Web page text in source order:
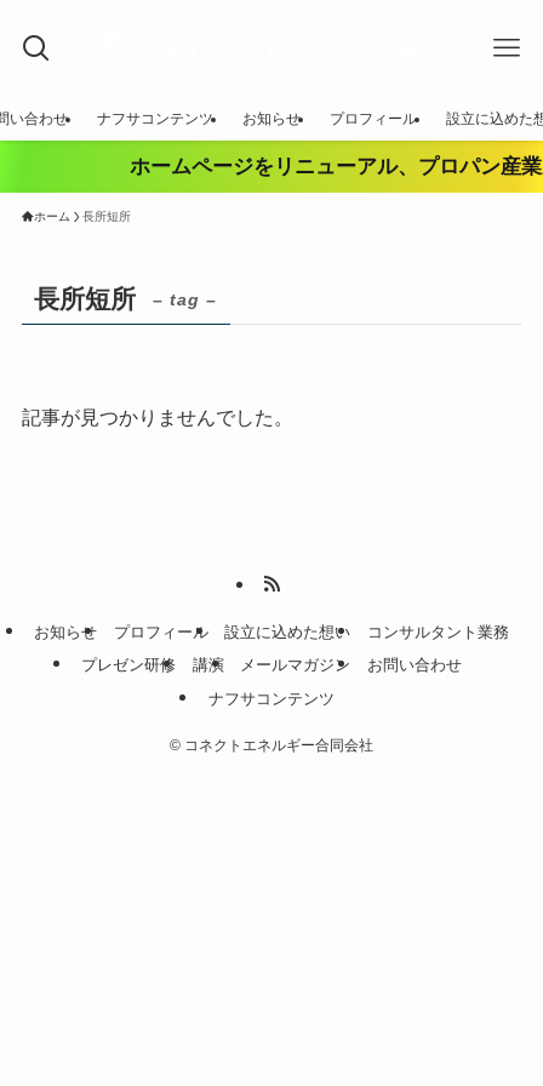
い合わせ ナフサコンテンツ お知らせ プロフィール 設立に込めた
ホームページをリニューアル、プロパン産
ホーム 長所短所
長所短所 – tag –
記事が見つかりませんでした。
お知らせ プロフィール 設立に込めた想い
コンサルタント業務
プレゼン研修
講演 メールマガジン
お問い合わせ
ナフサコンテンツ
© コネクトエネルギー合同会社